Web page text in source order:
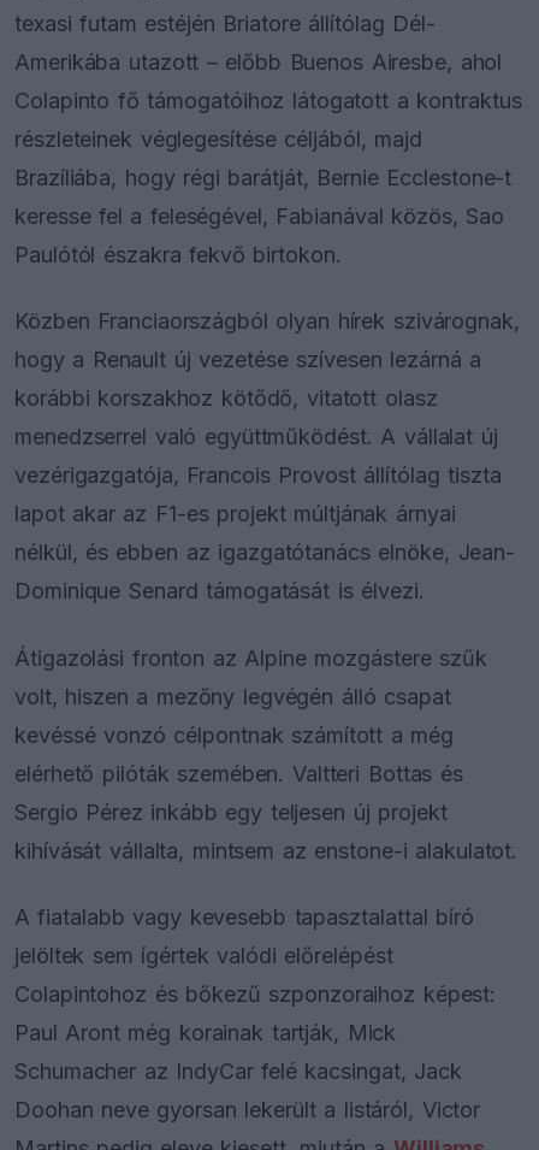
texasi futam estéjén Briatore állítólag Dél-
Amerikába utazott – előbb Buenos Airesbe, ahol
Colapinto fő támogatóihoz látogatott a kontraktus
részleteinek véglegesítése céljából, majd
Brazíliába, hogy régi barátját, Bernie Ecclestone-t
keresse fel a feleségével, Fabianával közös, Sao
Paulótól északra fekvő birtokon.
Közben Franciaországból olyan hírek szivárognak,
hogy a Renault új vezetése szívesen lezárná a
korábbi korszakhoz kötődő, vitatott olasz
menedzserrel való együttműködést. A vállalat új
vezérigazgatója, Francois Provost állítólag tiszta
lapot akar az F1-es projekt múltjának árnyai
nélkül, és ebben az igazgatótanács elnöke, Jean-
Dominique Senard támogatását is élvezi.
Átigazolási fronton az Alpine mozgástere szűk
volt, hiszen a mezőny legvégén álló csapat
kevéssé vonzó célpontnak számított a még
elérhető pilóták szemében. Valtteri Bottas és
Sergio Pérez inkább egy teljesen új projekt
kihívását vállalta, mintsem az enstone-i alakulatot.
A fiatalabb vagy kevesebb tapasztalattal bíró
jelöltek sem ígértek valódi előrelépést
Colapintohoz és bőkezű szponzoraihoz képest:
Paul Aront még korainak tartják, Mick
Schumacher az IndyCar felé kacsingat, Jack
Doohan neve gyorsan lekerült a listáról, Victor